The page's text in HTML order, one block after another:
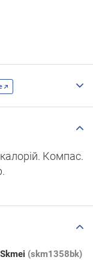
Компас.
(skm1358bk)